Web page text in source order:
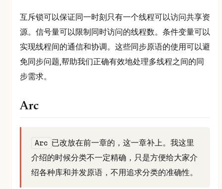
互斥锁可以保证同一时刻只有一个线程可以访问共享资
源。信号量可以限制同时访问的线程数。条件变量可以
实现线程间的通信和协调。这些同步原语的使用可以避
免同步问题,帮助我们正确有效地处理多线程之间的同
步需求。
Arc
Arc 已改放在前一章的，这一章补上。我这里
介绍的时候分类不一定精确，只是方便给大家介
绍各种库和并发原语，不用追求分类的准确性。